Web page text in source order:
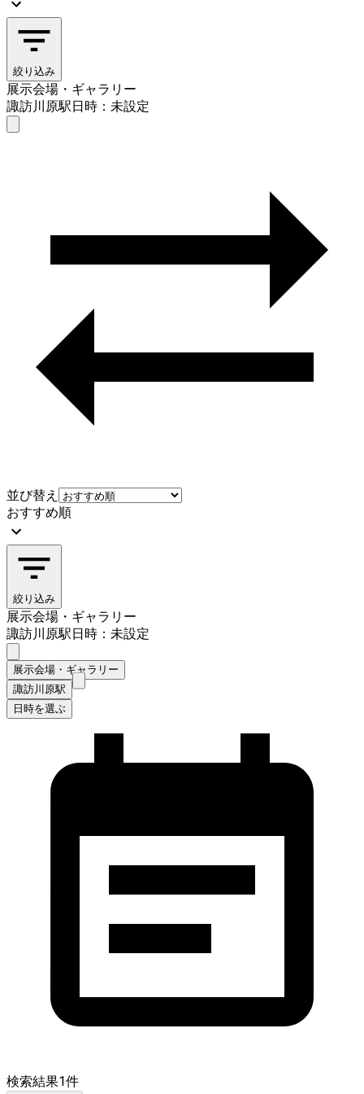
絞り込み
展示会場・ギャラリー
諏訪川原駅日時：未設定
並び替え
おすすめ順
絞り込み
展示会場・ギャラリー
諏訪川原駅日時：未設定
展示会場・ギャラリー
諏訪川原駅
日時を選ぶ
検索結果1件